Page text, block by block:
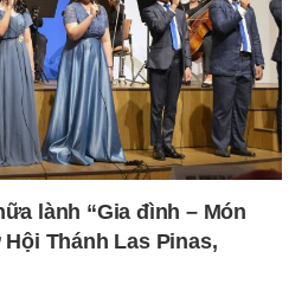
lành “Gia đình – Món
Thánh Las Pinas,